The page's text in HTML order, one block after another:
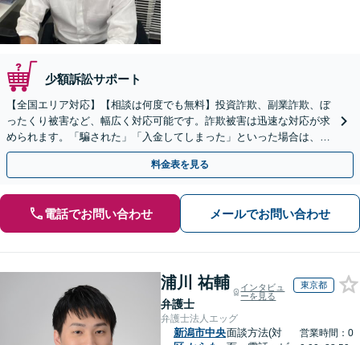
少額訴訟サポート
【全国エリア対応】【相談は何度でも無料】投資詐欺、副業詐欺、ぼ
ったくり被害など、幅広く対応可能です。詐欺被害は迅速な対応が求
められます。「騙された」「入金してしまった」といった場合は、お
早めにご相談ください。【電話・メール・WEB相談可】
料金表を見る
電話でお問い合わせ メールでお問い合わせ
浦川 祐輔
弁護士
インタビュ
ーを見る
東京都
弁護士法人エッグ
新潟市中央面談方法(対
営業時間：0